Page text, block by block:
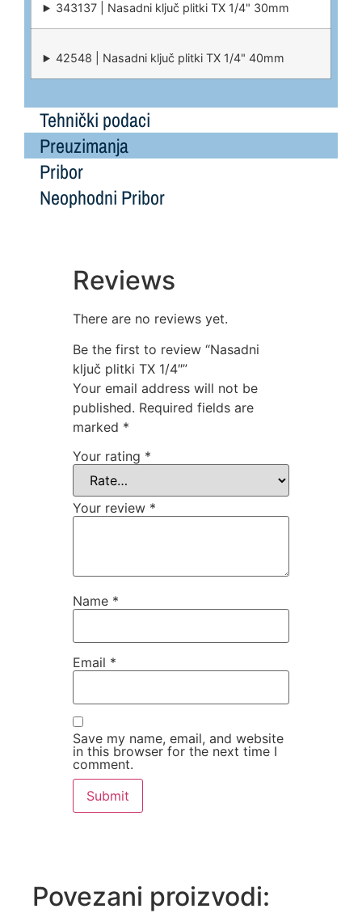
343137 | Nasadni ključ plitki TX 1/4" 30mm
42548 | Nasadni ključ plitki TX 1/4" 40mm
Tehnički podaci
Preuzimanja
Pribor
Neophodni Pribor
Reviews
There are no reviews yet.
Be the first to review “Nasadni
ključ plitki TX 1/4″”
Your email address will not be
published. Required fields are
marked *
Your rating *
Your review *
Name *
Email *
Save my name, email, and website
in this browser for the next time I
comment.
Povezani proizvodi: